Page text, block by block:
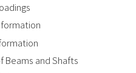
Beams and Shafts